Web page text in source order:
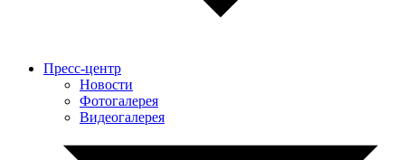
Пресс-центр
Новости
Фотогалерея
Видеогалерея